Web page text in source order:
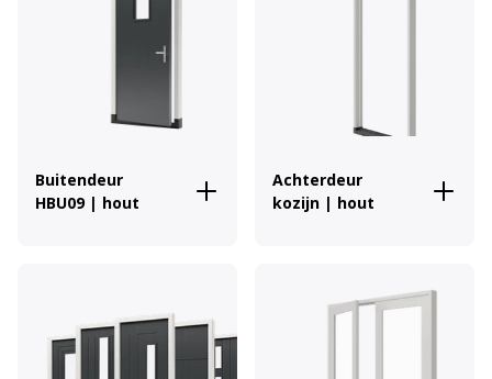
Buitendeur
HBU09 | hout
Achterdeur
kozijn | hout